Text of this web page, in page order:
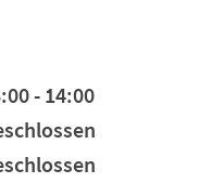
- 14:00